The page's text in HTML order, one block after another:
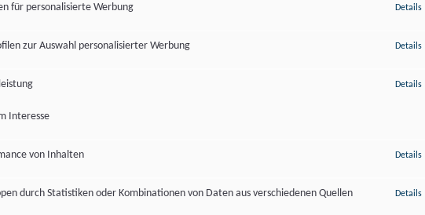
für personalisierte Werbung
Details
zur Auswahl personalisierter Werbung
Details
Interesse
Details
von Inhalten
Details
durch Statistiken oder Kombinationen von Daten aus verschiedenen Quellen
Details